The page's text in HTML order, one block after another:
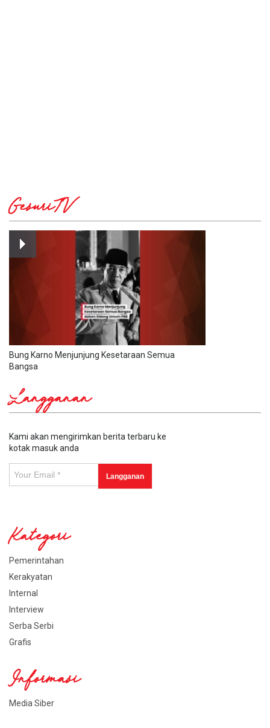
GesuriTV
Bung Karno Menjunjung Kesetaraan Semua
Bangsa
Langganan
Kami akan mengirimkan berita terbaru ke
kotak masuk anda
Kategori
Pemerintahan
Kerakyatan
Internal
Interview
Serba Serbi
Grafis
Informasi
Media Siber